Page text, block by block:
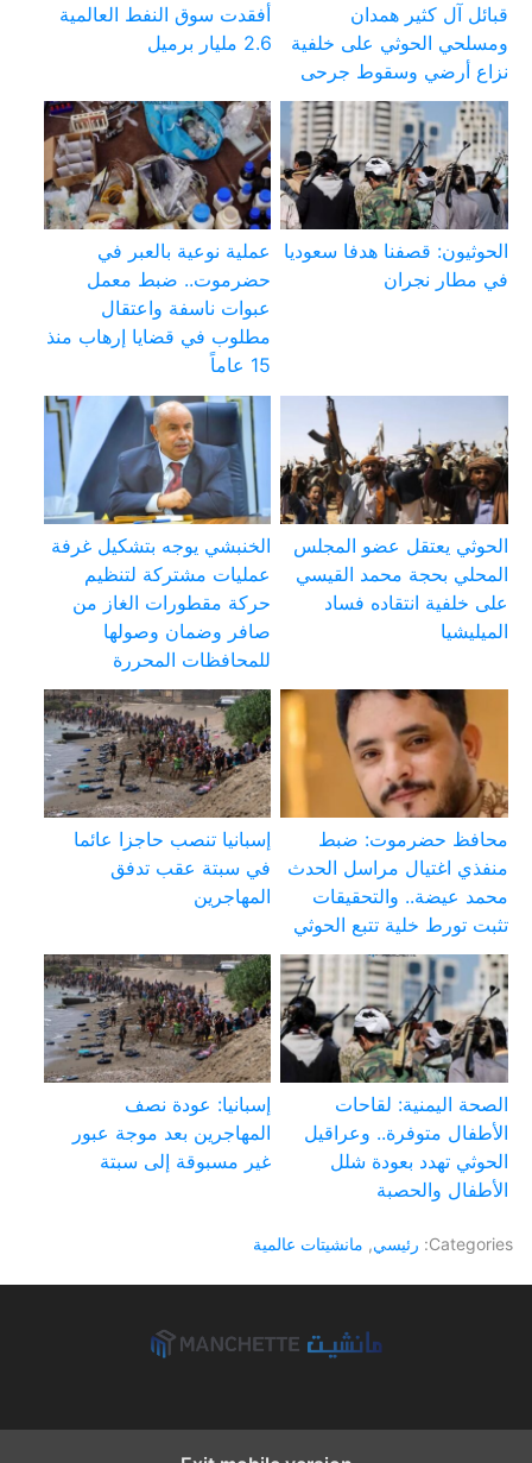
قبائل آل كثير همدان
ومسلحي الحوثي على خلفية
نزاع أرضي وسقوط جرحى
أفقدت سوق النفط العالمية
2.6 مليار برميل
الحوثيون: قصفنا هدفا سعوديا
في مطار نجران
عملية نوعية بالعبر في
حضرموت.. ضبط معمل
عبوات ناسفة واعتقال
مطلوب في قضايا إرهاب منذ
15 عاماً
الحوثي يعتقل عضو المجلس
المحلي بحجة محمد القيسي
على خلفية انتقاده فساد
الميليشيا
الخنبشي يوجه بتشكيل غرفة
عمليات مشتركة لتنظيم
حركة مقطورات الغاز من
صافر وضمان وصولها
للمحافظات المحررة
محافظ حضرموت: ضبط
منفذي اغتيال مراسل الحدث
محمد عيضة.. والتحقيقات
تثبت تورط خلية تتبع الحوثي
إسبانيا تنصب حاجزا عائما
في سبتة عقب تدفق
المهاجرين
الصحة اليمنية: لقاحات
الأطفال متوفرة.. وعراقيل
الحوثي تهدد بعودة شلل
الأطفال والحصبة
إسبانيا: عودة نصف
المهاجرين بعد موجة عبور
غير مسبوقة إلى سبتة
Categories: رئيسي, مانشيتات عالمية